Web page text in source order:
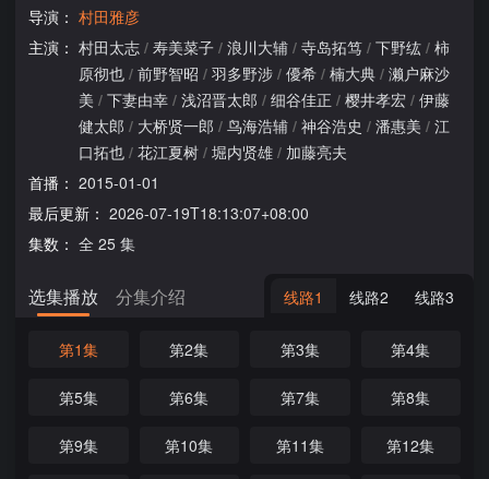
导演： 村田雅彦
主演： 村田太志 / 寿美菜子 / 浪川大辅 / 寺岛拓笃 / 下野纮 / 柿
原彻也 / 前野智昭 / 羽多野涉 / 優希 / 楠大典 / 濑户麻沙
美 / 下妻由幸 / 浅沼晋太郎 / 细谷佳正 / 樱井孝宏 / 伊藤
健太郎 / 大桥贤一郎 / 鸟海浩辅 / 神谷浩史 / 潘惠美 / 江
口拓也 / 花江夏树 / 堀内贤雄 / 加藤亮夫
首播： 2015-01-01
最后更新： 2026-07-19T18:13:07+08:00
集数： 全 25 集
选集播放 分集介绍 线路1 线路2 线路3
第1集 第2集 第3集 第4集
第5集 第6集 第7集 第8集
第9集 第10集 第11集 第12集